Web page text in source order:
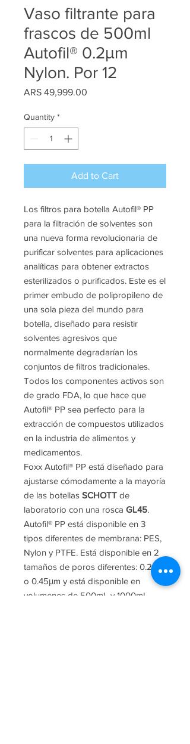
Vaso filtrante para
frascos de 500ml
Autofil® 0.2μm
Nylon. Por 12
ARS 49,999.00
Quantity *
Add to Cart
Los filtros para botella Autofil® PP
para la filtración de solventes son
una nueva forma revolucionaria de
purificar solventes para aplicaciones
analíticas para obtener extractos
esterilizados o purificados. Este es el
primer embudo de polipropileno de
una sola pieza del mundo para
botella, diseñado para resistir
solventes agresivos que
normalmente degradarían los
conjuntos de filtros tradicionales.
Todos los componentes activos son
de grado FDA, lo que hace que
Autofil® PP sea perfecto para la
extracción de compuestos utilizados
en la industria de alimentos y
medicamentos.
Foxx Autofil® PP está diseñado para
ajustarse cómodamente a la mayoría
de las botellas SCHOTT de
laboratorio con una rosca GL45.
Autofil® PP está disponible en 3
tipos diferentes de membrana: PES,
Nylon y PTFE. Está disponible en 2
tamaños de poros diferentes: 0.2μm,
o 0.45μm y está disponible en
volumenes de 500mL y 1000mL.